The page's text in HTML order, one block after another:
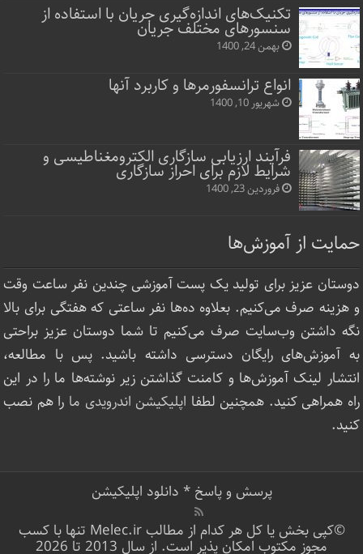
تکنیک‌های اندازه‌گیری جریان با استفاده از
سنسورهای مختلف جریان
بهمن 24, 1400
انواع ترانسفورمرها و کاربرد آنها
شهریور 10, 1400
فرآیند ارزیابی سازگاری الکترومغناطیسی و
شرایط لازم برای احراز سازگاری
فروردین 23, 1400
حمایت از آموزش‌ها
دوستان عزیز برای تولید یک پست آموزشی چندین نفر ساعت‌ وقت
و هزینه صرف می‌کنیم. بعلاوه ده‌ها نفر ساعتی که هفتگی برای بالا
نگه داشتن وب‌سایت صرف ‌می‌کنیم تا شما دوستان عزیز براحتی
به آموزش‌های رایگان دسترسی داشته باشید. پس با مطالعه،
انتشار لینک‌ آموزش‌ها و کامنت گذاشتن زیر نوشته‌‌ها ما را در این
راه همراهی کنید. همچنین لطفا اپلیکیشن اندرویدی ما را هم نصب
کنید.
پرسش و پاسخ* دانلود اپلیکیشن
©کپی بخش یا کل هر کدام از مطالب Melec.ir تنها با کسب
مجوز مکتوب امکان پذیر است. از سال 2013 تا 2026